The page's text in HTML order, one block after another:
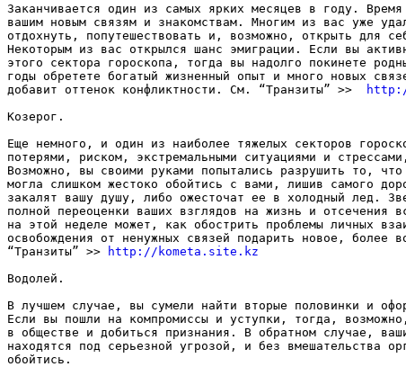
Заканчивается один из самых ярких месяцев в году.
вашим новым связям и знакомствам. Многим из вас уже
отдохнуть, попутешествовать и, возможно, открыть для
Некоторым из вас открылся шанс эмиграции. Если вы
этого сектора гороскопа, тогда вы надолго покинете
годы обретете богатый жизненный опыт и много новых
добавит оттенок конфликтности. См. “Транзиты” >>
Козерог.
Еще немного, и один из наиболее тяжелых секторов
потерями, риском, экстремальными ситуациями и
Возможно, вы своими руками попытались разрушить то,
могла слишком жестоко обойтись с вами, лишив самого
закалят вашу душу, либо ожесточат ее в холодный лед.
полной переоценки ваших взглядов на жизнь и отсечения
на этой неделе может, как обострить проблемы личных
освобождения от ненужных связей подарить новое, более
“Транзиты” >>
http://kometa.site.kz
Водолей.
В лучшем случае, вы сумели найти вторые половинки и
Если вы пошли на компромиссы и уступки, тогда,
в обществе и добиться признания. В обратном случае,
находятся под серьезной угрозой, и без вмешательства
обойтись.